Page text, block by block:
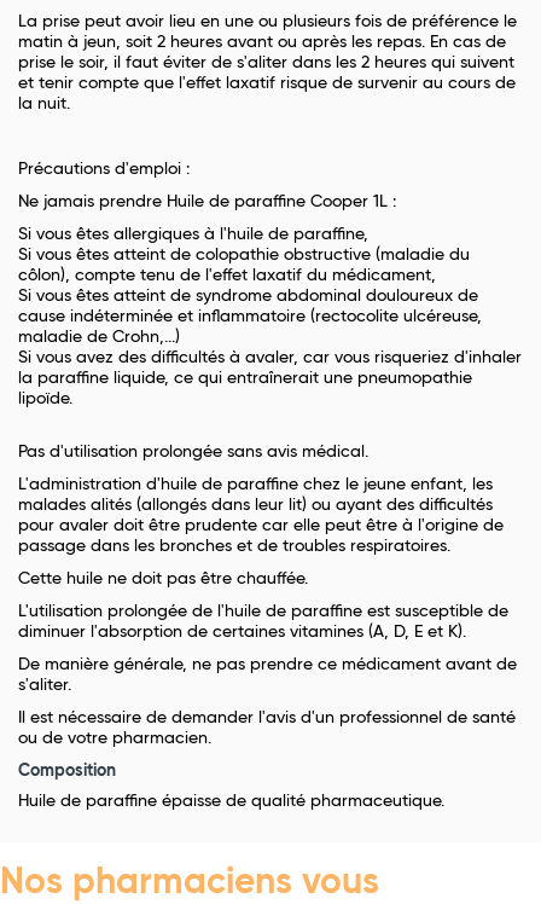
La prise peut avoir lieu en une ou plusieurs fois de préférence le
matin à jeun, soit 2 heures avant ou après les repas. En cas de
prise le soir, il faut éviter de s'aliter dans les 2 heures qui suivent
et tenir compte que l'effet laxatif risque de survenir au cours de
la nuit.
Précautions d'emploi :
Ne jamais prendre Huile de paraffine Cooper 1L :
Si vous êtes allergiques à l'huile de paraffine,
Si vous êtes atteint de colopathie obstructive (maladie du
côlon), compte tenu de l'effet laxatif du médicament,
Si vous êtes atteint de syndrome abdominal douloureux de
cause indéterminée et inflammatoire (rectocolite ulcéreuse,
maladie de Crohn,...)
Si vous avez des difficultés à avaler, car vous risqueriez d'inhaler
la paraffine liquide, ce qui entraînerait une pneumopathie
lipoïde.
Pas d'utilisation prolongée sans avis médical.
L'administration d'huile de paraffine chez le jeune enfant, les
malades alités (allongés dans leur lit) ou ayant des difficultés
pour avaler doit être prudente car elle peut être à l'origine de
passage dans les bronches et de troubles respiratoires.
Cette huile ne doit pas être chauffée.
L'utilisation prolongée de l'huile de paraffine est susceptible de
diminuer l'absorption de certaines vitamines (A, D, E et K).
De manière générale, ne pas prendre ce médicament avant de
s'aliter.
Il est nécessaire de demander l'avis d'un professionnel de santé
ou de votre pharmacien.
Composition
Huile de paraffine épaisse de qualité pharmaceutique.
Nos pharmaciens vous